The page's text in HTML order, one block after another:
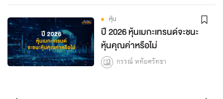
หุ้น
ปี 2026 หุ้นเมกะเทรนด์จะชนะ
หุ้นคุณค่าหรือไม่
กรรณ์ หทัยศรัทธา